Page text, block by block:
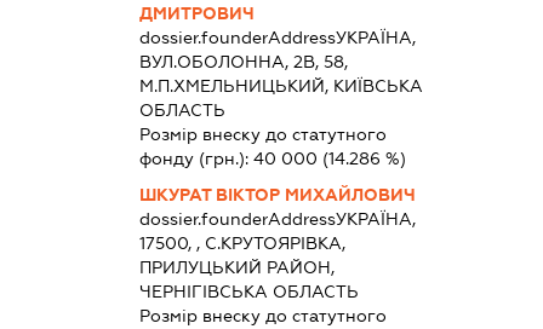
ДМИТРОВИЧ
dossier.founderAddressУКРАЇНА,
ВУЛ.ОБОЛОННА, 2В, 58,
М.П.ХМЕЛЬНИЦЬКИЙ, КИЇВСЬКА
ОБЛАСТЬ
Розмір внеску до статутного
фонду (грн.):40 000 (14.286 %)
ШКУРАТ ВІКТОР МИХАЙЛОВИЧ
dossier.founderAddressУКРАЇНА,
17500, , С.КРУТОЯРІВКА,
ПРИЛУЦЬКИЙ РАЙОН,
ЧЕРНІГІВСЬКА ОБЛАСТЬ
Розмір внеску до статутного